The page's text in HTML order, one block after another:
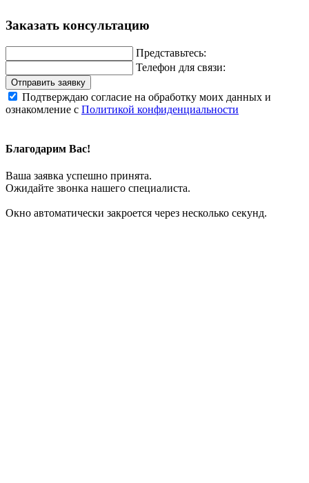
Заказать консультацию
Представьтесь:
Телефон для связи:
Отправить заявку
Подтверждаю согласие на обработку моих данных и
ознакомление с Политикой конфиденциальности
Благодарим Вас!
Ваша заявка успешно принята.
Ожидайте звонка нашего специалиста.
Окно автоматически закроется через несколько секунд.